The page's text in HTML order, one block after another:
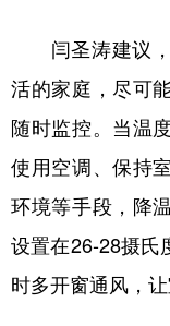
闫圣涛建议，
活的家庭，尽可
随时监控。当温
使用空调、保持
环境等手段，降
设置在26-28摄氏
时多开窗通风，